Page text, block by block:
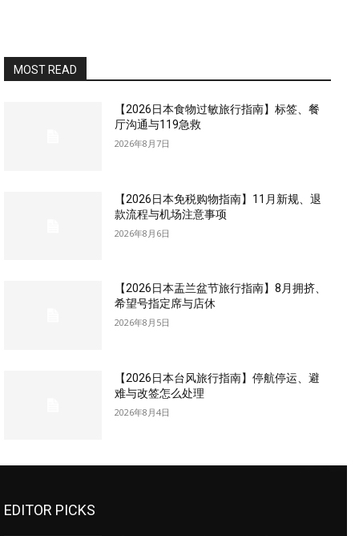
MOST READ
【2026日本食物过敏旅行指南】标签、餐
厅沟通与119急救
2026年8月7日
【2026日本免税购物指南】11月新规、退
款流程与机场注意事项
2026年8月6日
【2026日本盂兰盆节旅行指南】8月拥挤、
希望号指定席与店休
2026年8月5日
【2026日本台风旅行指南】停航停运、避
难与改签怎么处理
2026年8月4日
EDITOR PICKS